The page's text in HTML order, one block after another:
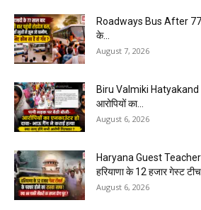
Roadways Bus After 77
के...
August 7, 2026
Biru Valmiki Hatyakand :
आरोपियों का...
August 6, 2026
Haryana Guest
हरियाणा के 12 हजार गेस्ट
August 6, 2026